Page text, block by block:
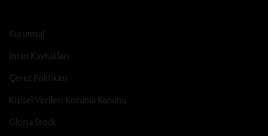
Kurumsal
İnsan Kaynakları
Çerez Politikası
Kişisel Verileri Koruma Kanunu
Gloria Stock